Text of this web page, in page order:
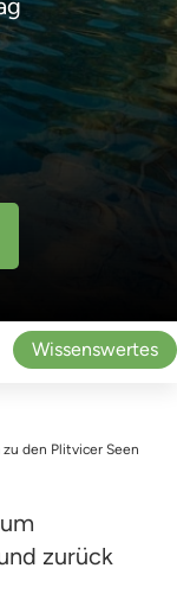
Wissenswertes
den Plitvicer Seen
zurück